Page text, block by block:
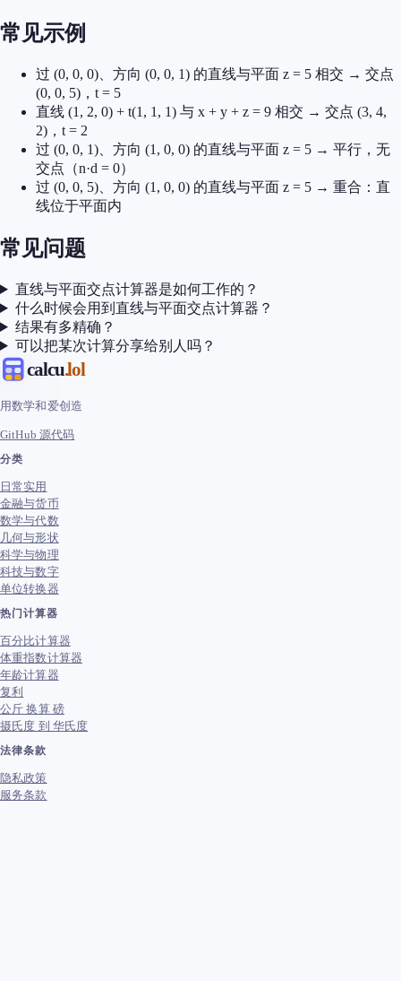
常见示例
过 (0, 0, 0)、方向 (0, 0, 1) 的直线与平面 z = 5 相交 → 交点
(0, 0, 5)，t = 5
直线 (1, 2, 0) + t(1, 1, 1) 与 x + y + z = 9 相交 → 交点 (3, 4,
2)，t = 2
过 (0, 0, 1)、方向 (1, 0, 0) 的直线与平面 z = 5 → 平行，无
交点（n·d = 0）
过 (0, 0, 5)、方向 (1, 0, 0) 的直线与平面 z = 5 → 重合：直
线位于平面内
常见问题
直线与平面交点计算器是如何工作的？
什么时候会用到直线与平面交点计算器？
结果有多精确？
可以把某次计算分享给别人吗？
calcu.lol
用数学和爱创造
GitHub 源代码
分类
日常实用
金融与货币
数学与代数
几何与形状
科学与物理
科技与数字
单位转换器
热门计算器
百分比计算器
体重指数计算器
年龄计算器
复利
公斤 换算 磅
摄氏度 到 华氏度
法律条款
隐私政策
服务条款